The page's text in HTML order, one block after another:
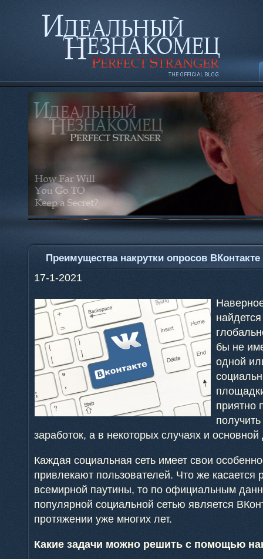
Преимущества накрутки опросов ВКонтакте
17-1-2021
бы не
одной
приятно
заработок, а в некоторых случаях и
Каждая социальная сеть имеет свои
привлекают пользователей. Что же касается
всемирной паутины, то по официальным
популярной социальной сетью является
протяжении уже многих лет.
Какие задачи можно решить с помощью